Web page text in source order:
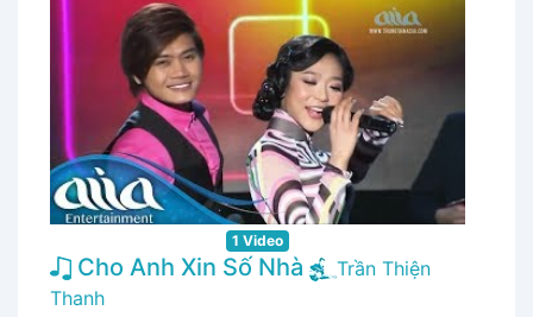
1 Video
Cho Anh Xin Số Nhà
Trần Thiện
Thanh